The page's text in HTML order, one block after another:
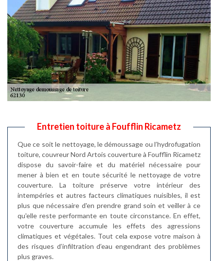
Entretien toiture à Foufflin Ricametz
Que ce soit le nettoyage, le démoussage ou l’hydrofugation
toiture, couvreur Nord Artois couverture à Foufflin Ricametz
dispose du savoir-faire et du matériel nécessaire pour
mener à bien et en toute sécurité le nettoyage de votre
couverture. La toiture préserve votre intérieur des
intempéries et autres facteurs climatiques nuisibles, il est
plus que nécessaire d'en prendre grand soin et veiller à ce
qu'elle reste performante en toute circonstance. En effet,
votre couverture accumule les effets des agressions
climatiques et végétales. Tout cela expose votre maison à
des risques d’infiltration d’eau engendrant des problèmes
plus graves.